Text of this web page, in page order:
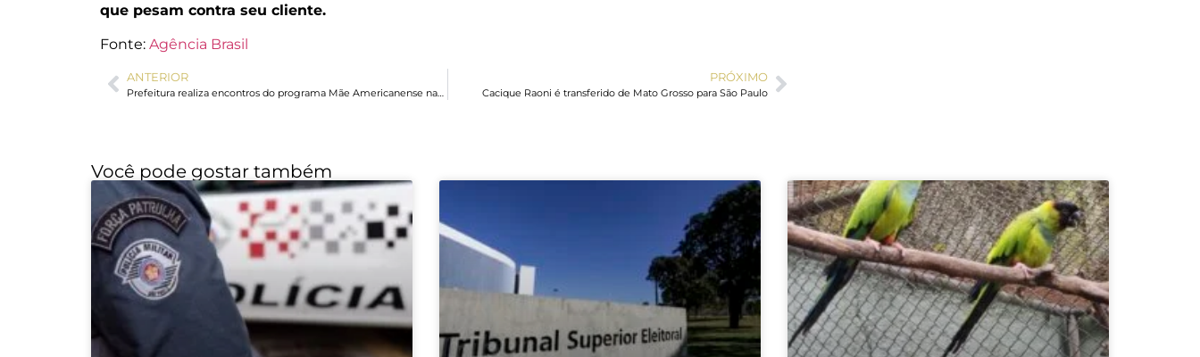
que pesam contra seu cliente.
Fonte: Agência Brasil
ANTERIOR PRÓXIMO
Cacique Raoni é transferido de Mato Grosso para São Paulo
Você pode gostar também